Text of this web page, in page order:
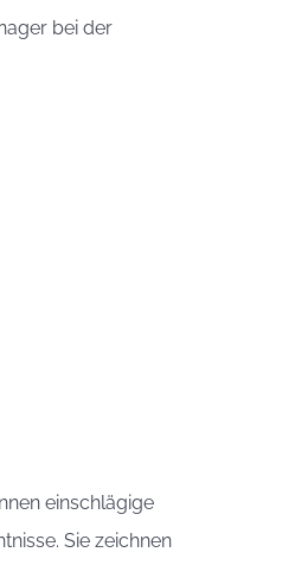
bei der
einschlägige
Sie zeichnen